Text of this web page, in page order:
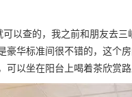
以查的，我之前和朋友去
豪华标准间很不错的，这个
以坐在阳台上喝着茶欣赏路